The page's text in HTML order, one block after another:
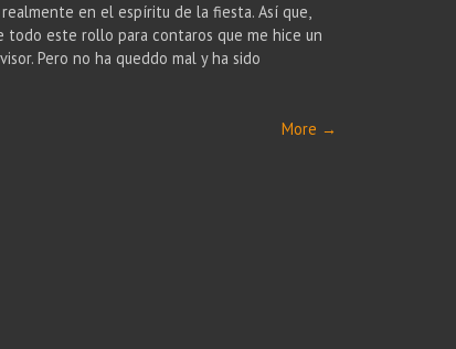
en el espíritu de la fiesta. Así que,
todo este rollo para contaros que me hice un
Pero no ha queddo mal y ha sido
More →